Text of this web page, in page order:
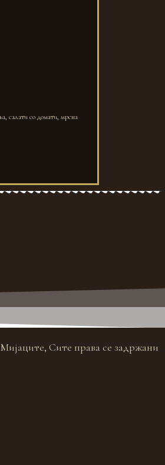
салати со домати, мрсна
Сите права се задржани